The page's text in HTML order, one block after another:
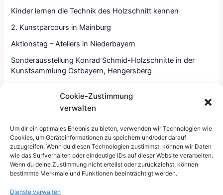
Cookie-Zustimmung
verwalten
Um dir ein optimales Erlebnis zu bieten, verwenden wir Technologien wie
Cookies, um Geräteinformationen zu speichern und/oder darauf
zuzugreifen. Wenn du diesen Technologien zustimmst, können wir Daten
wie das Surfverhalten oder eindeutige IDs auf dieser Website verarbeiten.
Wenn du deine Zustimmung nicht erteilst oder zurückziehst, können
bestimmte Merkmale und Funktionen beeinträchtigt werden.
Dienste verwalten
Kinder lernen die Technik des Holzschnitt kennen
2. Kunstparcours in Mainburg
Aktionstag – Ateliers in Niederbayern
Sonderausstellung Konrad Schmid-Holzschnitte in der
Kunstsammlung Ostbayern, Hengersberg
Passionsbilder in der Kirche St. Michael